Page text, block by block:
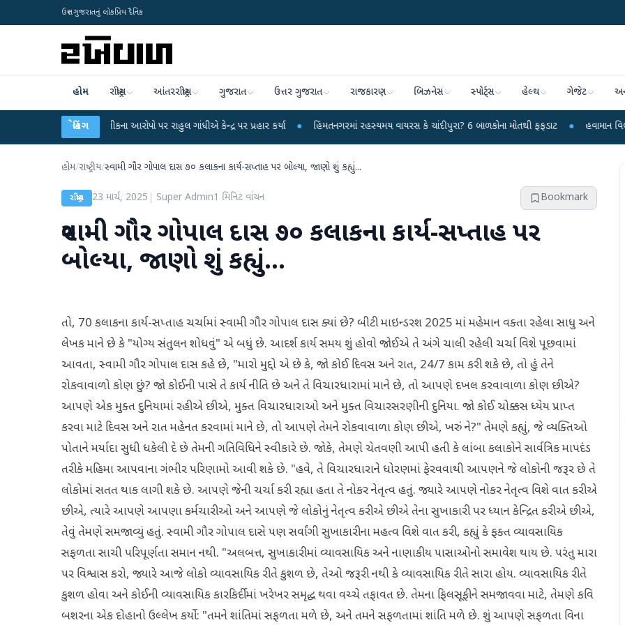
ઉત્તર ગુજરાતનું લોકપ્રિય દૈનિક
હોમ રાષ્ટ્રીય આંતરરાષ્ટ્રીય ગુજરાત ઉત્તર ગુજરાત રાજકારણ બિઝનેસ સ્પોર્ટ્સ હેલ્થ ગેજેટ
બ્રેકિંગ
NET પરીક્ષા લીકના આરોપો પર રાહુલ ગાંધીએ કેન્દ્ર પર પ્રહાર કર્યા ● હિંમતનગરમાં રહસ્યમય વાયરસ કે ચાંદીપુરા? 6 બાળકોના મોતથી ફફડાટ ● હવામાન વિભાગે 18
હોમ/રાષ્ટ્રીય/સ્વામી ગૌર ગોપાલ દાસ ૭૦ કલાકના કાર્ય-સપ્તાહ પર બોલ્યા, જાણો શું કહ્યું...
રાષ્ટ્રીય 23 માર્ચ, 2025 Super Admin1 મિનિટ વાંચન Bookmark
સ્વામી ગૌર ગોપાલ દાસ ૭૦ કલાકના કાર્ય-સપ્તાહ પર
બોલ્યા, જાણો શું કહ્યું...
તો, 70 કલાકના કાર્ય-સપ્તાહ ચર્ચામાં સ્વામી ગૌર ગોપાલ દાસ ક્યાં છે? બીટી માઇન્ડરશ 2025 માં મહેમાન વક્તા રહેલા સાધુ અને
લેખક માને છે કે "યોગ્ય સંતુલન શોધવું" એ બધું છે. આદર્શ કાર્ય સમય શું હોવો જોઈએ તે અંગે ચાલી રહેલી ચર્ચા વિશે પૂછવામાં
આવતા, સ્વામી ગૌર ગોપાલ દાસ કહે છે, "મારો મુદ્દો એ છે કે, જો કોઈ દિવસ અને રાત, 24/7 કામ કરી શકે છે, તો હું તેને
રોકવાવાળો કોણ છું? જો કોઈની પાસે તે કાર્ય નીતિ છે અને તે વિચારધારામાં માને છે, તો આપણે દખલ કરવાવાળા કોણ છીએ?
આપણે એક મુક્ત દુનિયામાં રહીએ છીએ, મુક્ત વિચારધારાઓ અને મુક્ત વિચારસરણીની દુનિયા. જો કોઈ ચોક્કસ ધ્યેય પ્રાપ્ત
કરવા માટે દિવસ અને રાત મહેનત કરવામાં માને છે, તો આપણે તેમને રોકવાવાળા કોણ છીએ, ખરું ને?" તેમણે કહ્યું, જે વ્યક્તિઓ
પોતાને મર્યાદા સુધી ધકેલી દે છે તેમની ગતિવિધિને સ્વીકારે છે. જોકે, તેમણે ચેતવણી આપી હતી કે લાંબા કલાકોને સાર્વત્રિક માપદંડ
તરીકે મહિમા આપવાના ગંભીર પરિણામો આવી શકે છે. "હવે, તે વિચારધારાને ધોરણમાં ફેરવવાથી આપણને જે લોકોની જરૂર છે તે
લોકોમાં સતત થાક લાગી શકે છે. આપણે જેની ચર્ચા કરી રહ્યા હતા તે નોકર નેતૃત્વ હતું. જ્યારે આપણે નોકર નેતૃત્વ વિશે વાત કરીએ
છીએ, ત્યારે આપણે આપણા કર્મચારીઓ અને આપણે જે લોકોનું નેતૃત્વ કરીએ છીએ તેના સુખાકારી પર ધ્યાન કેન્દ્રિત કરીએ છીએ,
તેવું તેમણે સમજાવ્યું હતું. સ્વામી ગૌર ગોપાલ દાસે પણ સર્વાંગી સુખાકારીના મહત્વ વિશે વાત કરી, કહ્યું કે ફક્ત વ્યાવસાયિક
સફળતા સાચી પરિપૂર્ણતા સમાન નથી. "અલબત્ત, સુખાકારીમાં વ્યાવસાયિક અને નાણાકીય પાસાઓનો સમાવેશ થાય છે. પરંતુ મારા
પર વિશ્વાસ કરો, જ્યારે આજે લોકો વ્યાવસાયિક રીતે કુશળ છે, તેઓ જરૂરી નથી કે વ્યાવસાયિક રીતે સારા હોય. વ્યાવસાયિક રીતે
કુશળ હોવા અને કોઈની વ્યાવસાયિક કારકિર્દીમાં ખરેખર સમૃદ્ધ થવા વચ્ચે તફાવત છે. તેમના ફિલસૂફીને સમજાવવા માટે, તેમણે કવિ
બશરના એક દોહાનો ઉલ્લેખ કર્યો: "તમને શાંતિમાં સફળતા મળે છે, અને તમને સફળતામાં શાંતિ મળે છે. શું આપણે સફળતા વિના